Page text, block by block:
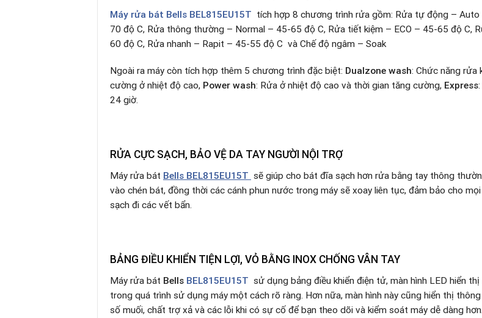
Máy rửa bát Bells BEL815EU15T tích hợp 8 chương trình rửa gồm: Rửa tự động –
70 độ C, Rửa thông thường – Normal – 45-65 độ C, Rửa tiết kiệm – ECO – 45-65 độ C,
60 độ C, Rửa nhanh – Rapit – 45-55 độ C và Chế độ ngâm – Soak
Ngoài ra máy còn tích hợp thêm 5 chương trình đặc biệt: Dualzone wash: Chức năng rửa
cường ở nhiệt độ cao, Power wash: Rửa ở nhiệt độ cao và thời gian tăng cường, Express
24 giờ.
RỬA CỰC SẠCH, BẢO VỆ DA TAY NGƯỜI NỘI TRỢ
Máy rửa bát Bells BEL815EU15T sẽ giúp cho bát đĩa sạch hơn rửa bằng tay thông
vào chén bát, đồng thời các cánh phun nước trong máy sẽ xoay liên tục, đảm bảo cho
sạch đi các vết bẩn.
BẢNG ĐIỀU KHIỂN TIỆN LỢI, VỎ BẰNG INOX CHỐNG VÂN TAY
Máy rửa bát Bells BEL815EU15T sử dụng bảng điều khiển điện tử, màn hình LED hiển
trong quá trình sử dụng máy một cách rõ ràng. Hơn nữa, màn hình này cũng hiển thị
số muối, chất trợ xả và các lỗi khi có sự cố để bạn theo dõi và kiểm soát máy dễ dàng